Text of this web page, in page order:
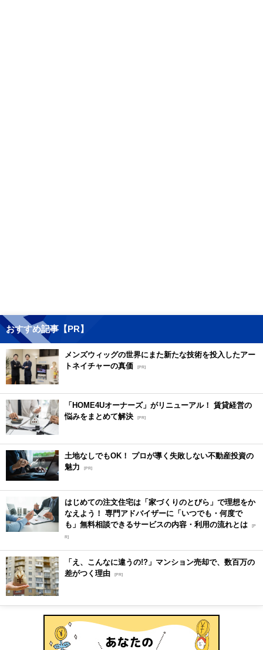
おすすめ記事【PR】
メンズウィッグの世界にまた新たな技術を投入したアー
トネイチャーの真価 [PR]
「HOME4Uオーナーズ」がリニューアル！ 賃貸経営の
悩みをまとめて解決 [PR]
土地なしでもOK！ プロが導く失敗しない不動産投資の
魅力
[PR]
はじめての注文住宅は「家づくりのとびら」で理想をか
なえよう！ 専門アドバイザーに「いつでも・何度で
も」無料相談できるサービスの内容・利用の流れとは [P
R]
「え、こんなに違うの!?」マンション売却で、数百万の
差がつく理由 [PR]